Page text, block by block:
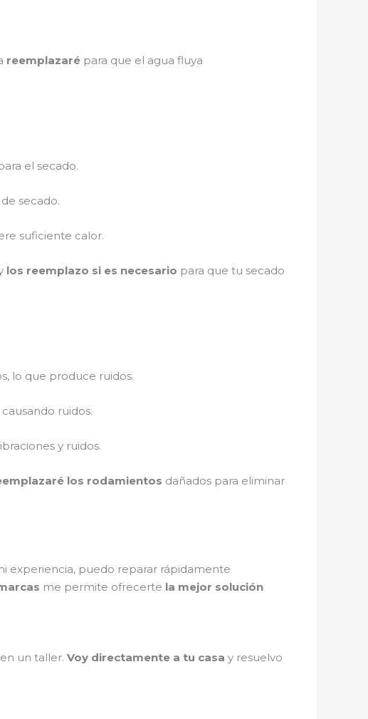
reemplazaré para que el agua fluya
el secado.
secado.
suficiente calor.
los reemplazo si es necesario para que tu secado
lo que produce ruidos.
ruidos.
y ruidos.
los rodamientos dañados para eliminar
experiencia, puedo reparar rápidamente
me permite ofrecerte la mejor solución
un taller. Voy directamente a tu casa y resuelvo